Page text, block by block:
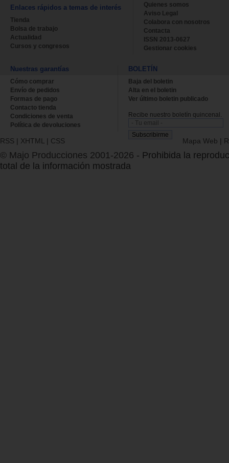
Enlaces rápidos a temas de interés
Tienda
Bolsa de trabajo
Actualidad
Cursos y congresos
Quienes somos
Aviso Legal
Colabora con nosotros
Contacta
ISSN 2013-0627
Gestionar cookies
Nuestras garantías
Cómo comprar
Envío de pedidos
Formas de pago
Contacto tienda
Condiciones de venta
Política de devoluciones
BOLETÍN
Baja del boletin
Alta en el boletin
Ver último boletin publicado
Recibe nuestro boletín quincenal.
RSS | XHTML | CSS Mapa Web |
© Majo Producciones 2001-2026 - Prohibida la
total de la información mostrada